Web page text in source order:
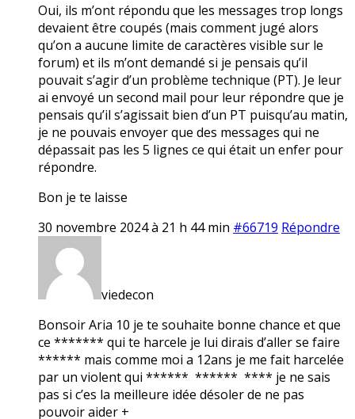
Oui, ils m’ont répondu que les messages trop longs
devaient être coupés (mais comment jugé alors
qu’on a aucune limite de caractères visible sur le
forum) et ils m’ont demandé si je pensais qu’il
pouvait s’agir d’un problème technique (PT). Je leur
ai envoyé un second mail pour leur répondre que je
pensais qu’il s’agissait bien d’un PT puisqu’au matin,
je ne pouvais envoyer que des messages qui ne
dépassait pas les 5 lignes ce qui était un enfer pour
répondre.
Bon je te laisse
30 novembre 2024 à 21 h 44 min #66719 Répondre
viedecon
Bonsoir Aria 10 je te souhaite bonne chance et que
ce ******* qui te harcele je lui dirais d’aller se faire
****** mais comme moi a 12ans je me fait harcelée
par un violent qui ****** ****** **** je ne sais
pas si c’es la meilleure idée désoler de ne pas
pouvoir aider +